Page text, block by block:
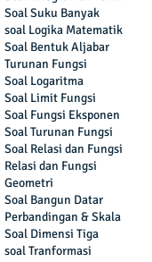
Soal Suku Banyak
soal Logika Matematik
Soal Bentuk Aljabar
Turunan Fungsi
Soal Logaritma
Soal Limit Fungsi
Soal Fungsi Eksponen
Soal Turunan Fungsi
Soal Relasi dan Fungsi
Relasi dan Fungsi
Geometri
Soal Bangun Datar
Perbandingan & Skala
Soal Dimensi Tiga
soal Tranformasi